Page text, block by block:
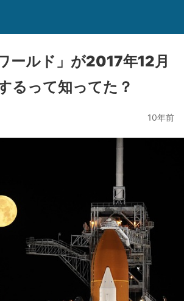
ールド」が2017年12月
るって知ってた？
10年前